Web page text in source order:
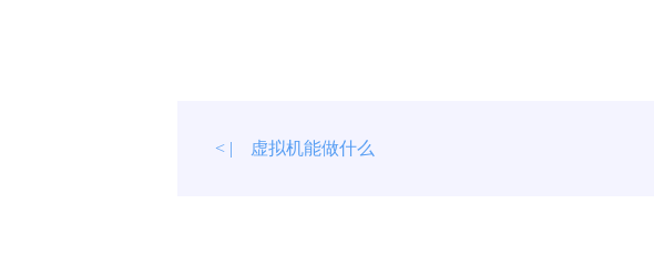
< | 虚拟机能做什么